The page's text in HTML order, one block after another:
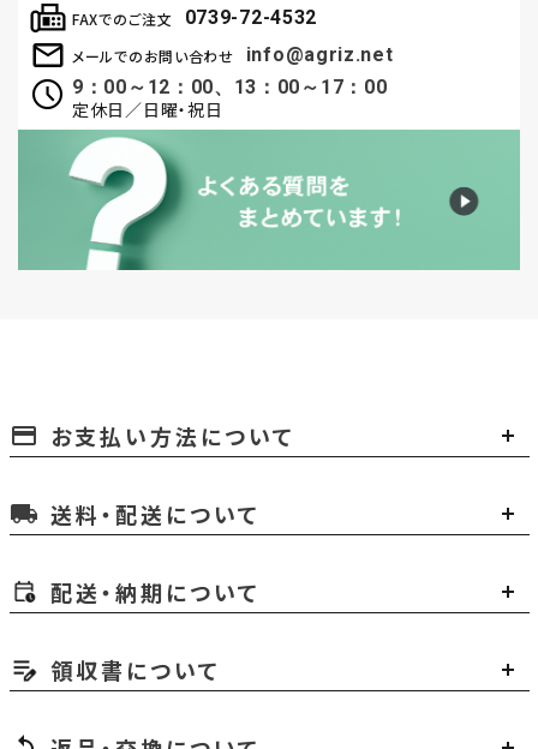
メールでのお問い合わせ
info@agriz.net
9：00～12：00、13：00～17：00
定休日／日曜・祝日
FAXでのご注文 0739-72-4532
payment お支払い方法について
local_shipping 送料・配送について
配送・納期について
領収書について